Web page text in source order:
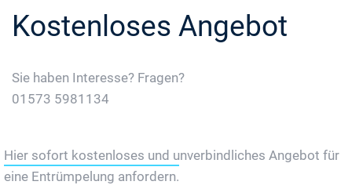
Kostenloses Angebot
Sie haben Interesse? Fragen?
01573 5981134
Hier sofort kostenloses und unverbindliches Angebot für
eine Entrümpelung anfordern.